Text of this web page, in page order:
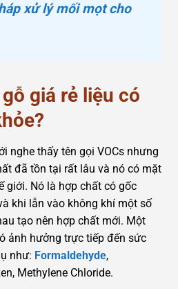
xử lý mối mọt cho
giá rẻ liệu có
nghe thấy tên gọi VOCs nhưng
đã tồn tại rất lâu và nó có mặt
giới. Nó là hợp chất có gốc
khi lẫn vào không khí một số
tạo nên hợp chất mới. Một
ảnh hưởng trực tiếp đến sức
như: Formaldehyde,
Methylene Chloride.